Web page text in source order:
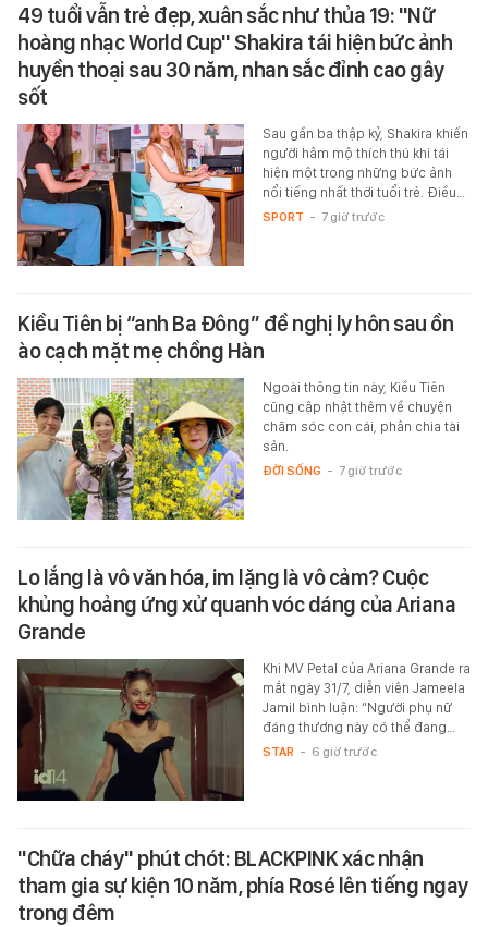
49 tuổi vẫn trẻ đẹp, xuân sắc như thủa 19: "Nữ
hoàng nhạc World Cup" Shakira tái hiện bức ảnh
huyền thoại sau 30 năm, nhan sắc đỉnh cao gây
sốt
Sau gần ba thập kỷ, Shakira khiến
người hâm mộ thích thú khi tái
hiện một trong những bức ảnh
nổi tiếng nhất thời tuổi trẻ. Điều…
SPORT - 7 giờ trước
Kiều Tiên bị “anh Ba Đông” đề nghị ly hôn sau ồn
ào cạch mặt mẹ chồng Hàn
Ngoài thông tin này, Kiều Tiên
cũng cập nhật thêm về chuyện
chăm sóc con cái, phân chia tài
sản.
ĐỜI SỐNG - 7 giờ trước
Lo lắng là vô văn hóa, im lặng là vô cảm? Cuộc
khủng hoảng ứng xử quanh vóc dáng của Ariana
Grande
Khi MV Petal của Ariana Grande ra
mắt ngày 31/7, diễn viên Jameela
Jamil bình luận: “Người phụ nữ
đáng thương này có thể đang…
STAR - 6 giờ trước
"Chữa cháy" phút chót: BLACKPINK xác nhận
tham gia sự kiện 10 năm, phía Rosé lên tiếng ngay
trong đêm